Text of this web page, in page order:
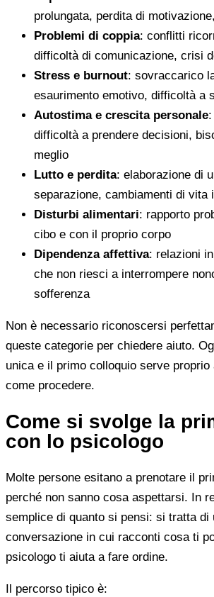
prolungata, perdita di
Problemi di coppia: conflitti
difficoltà di comunicazione, crisi
Stress e burnout: sovraccarico
esaurimento emotivo, difficoltà a
Autostima e crescita personale
difficoltà a prendere decisioni,
meglio
Lutto e perdita: elaborazione di
separazione, cambiamenti di vita
Disturbi alimentari: rapporto
cibo e con il proprio corpo
Dipendenza affettiva: relazioni
che non riesci a interrompere
sofferenza
Non è necessario riconoscersi
queste categorie per chiedere aiuto.
unica e il primo colloquio serve
come procedere.
Come si svolge la
con lo psicologo
Molte persone esitano a prenotare il
perché non sanno cosa aspettarsi. In
semplice di quanto si pensi: si tratta di
conversazione in cui racconti cosa ti
psicologo ti aiuta a fare ordine.
Il percorso tipico è: